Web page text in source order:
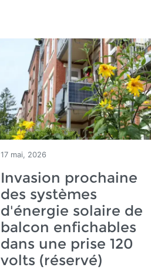
17 mai, 2026
Invasion prochaine
des systèmes
d'énergie solaire de
balcon enfichables
dans une prise 120
volts (réservé)